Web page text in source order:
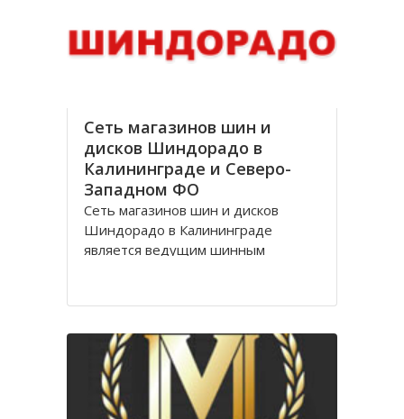
Сеть магазинов шин и
дисков Шиндорадо в
Калининграде и Северо-
Западном ФО
Сеть магазинов шин и дисков
Шиндорадо в Калининграде
является ведущим шинным
восемь магазинов, но компания не
желает останавливаться на
достигнутом уровне и продолжает
расширяться.
Магазины Шиндорадо в